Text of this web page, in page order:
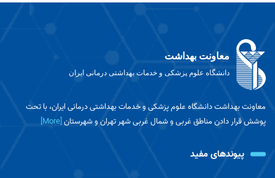
معاونت بهداشت
دانشگاه علوم پزشکی و خدمات بهداشتی درمانی ایران
معاونت بهداشت دانشگاه علوم پزشکی و خدمات بهداشتی درمانی ایران، با تحت
پوشش قرار دادن مناطق غربی و شمال غربی شهر تهران و شهرستان[More]
پیوندهای مفید